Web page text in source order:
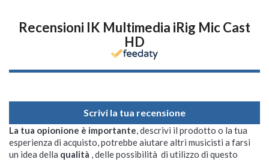
Recensioni IK Multimedia iRig Mic Cast
HD
Scrivi la tua recensione
La tua opionione è importante, descrivi il prodotto o la tua
esperienza di acquisto, potrebbe aiutare altri musicisti a farsi
un idea della qualità , delle possibilità di utilizzo di questo